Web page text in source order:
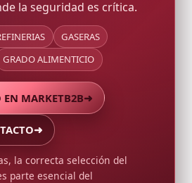
la seguridad es crítica.
GASERAS
GRADO ALIMENTICIO
EN MARKETB2B➜
➜
la correcta selección del
parte esencial del